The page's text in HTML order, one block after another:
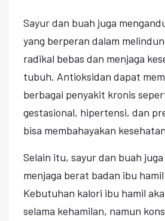
Sayur dan buah juga
yang berperan dalam
radikal bebas dan menjaga
tubuh. Antioksidan dapat
berbagai penyakit kronis
gestasional, hipertensi, dan
bisa membahayakan
Selain itu, sayur dan buah
menjaga berat badan ibu
Kebutuhan kalori ibu hamil
selama kehamilan, namun